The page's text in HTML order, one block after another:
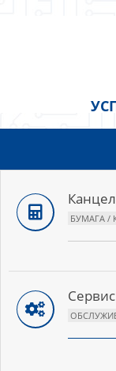
навигации
БУМАГА /
Сервис